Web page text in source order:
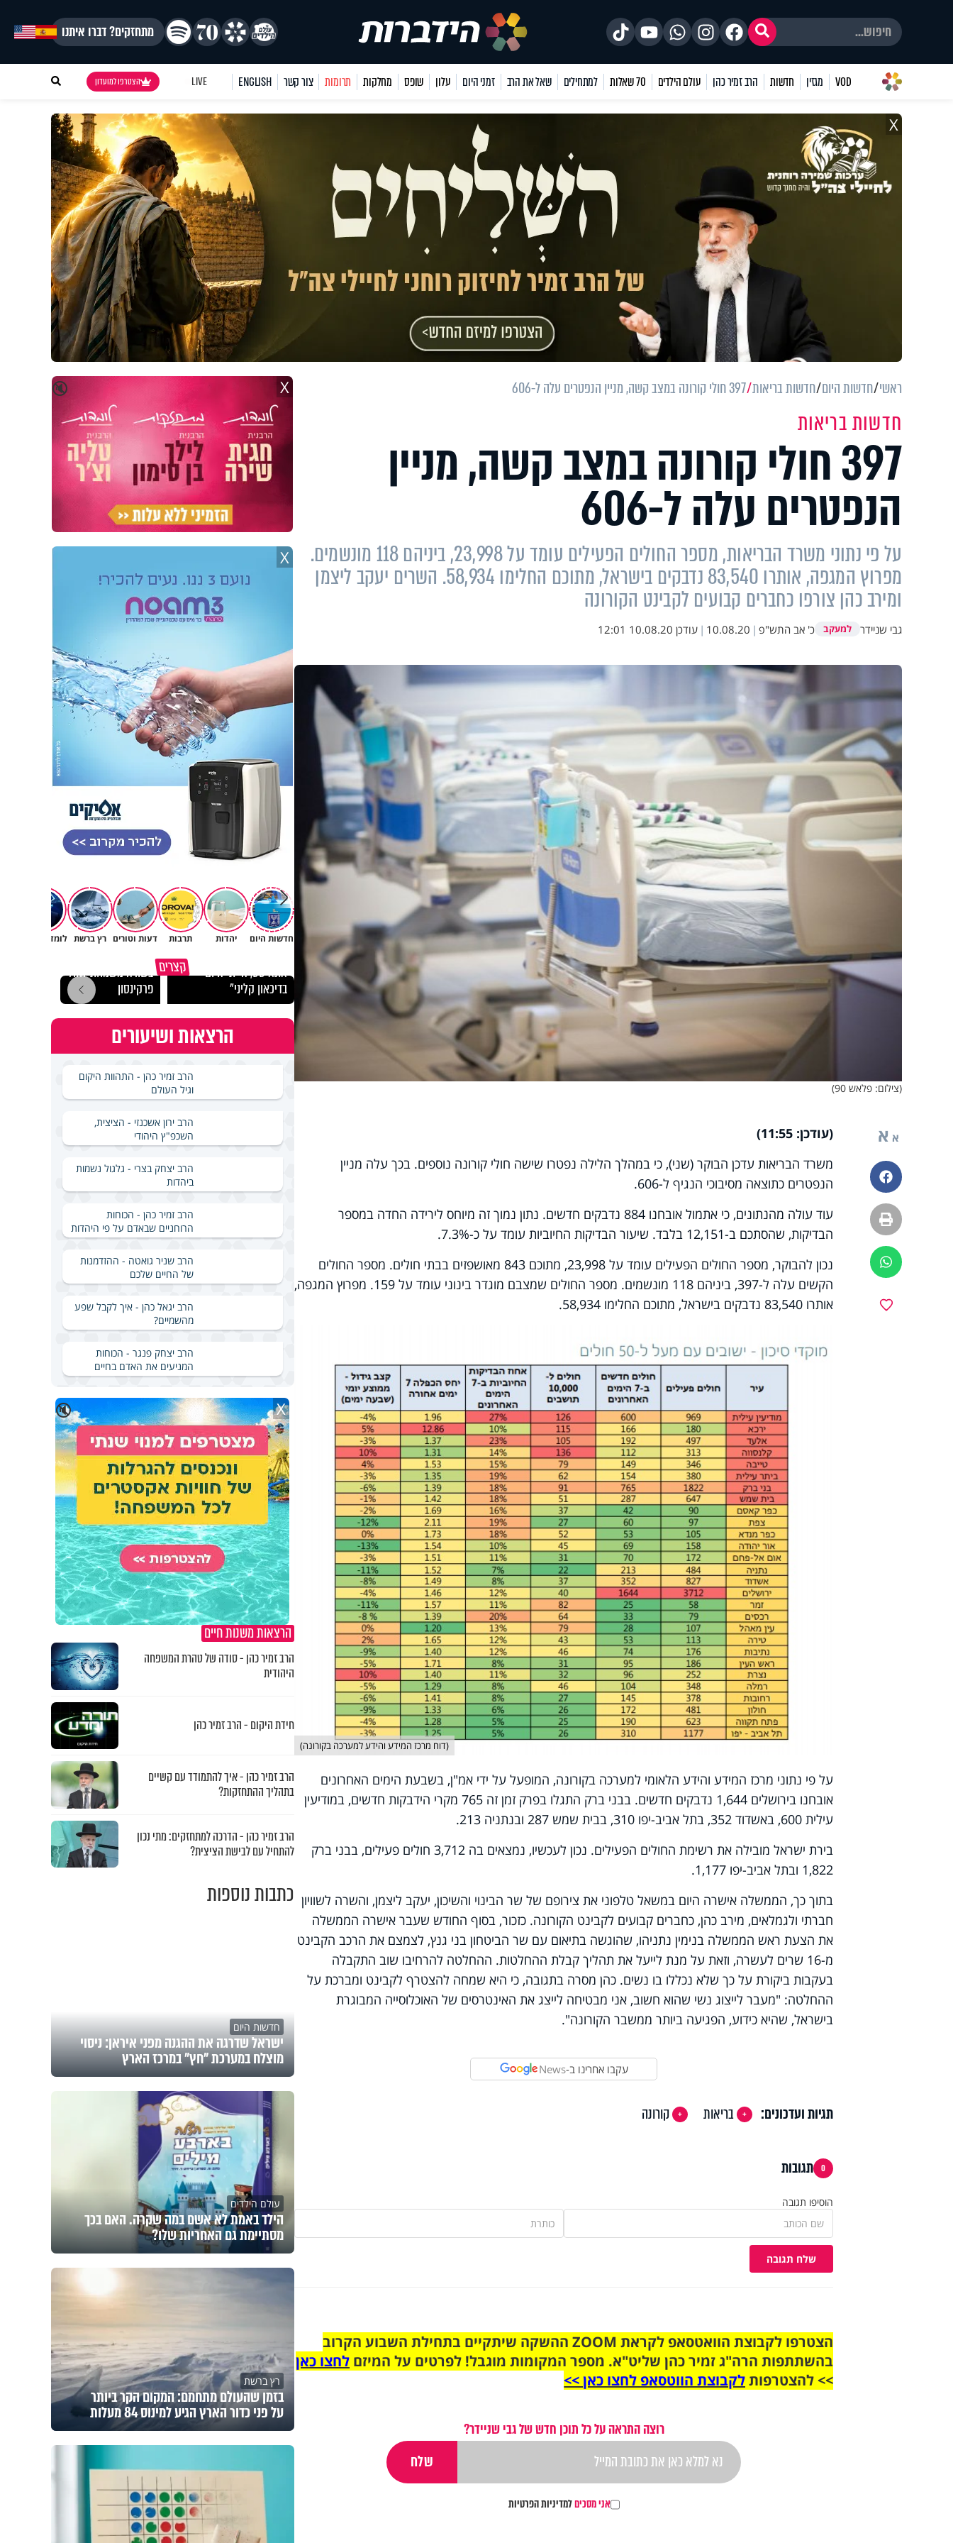
מתחזקים? דברו איתנו
VOD מגזין חדשות הרב זמיר כהן עולם הילדים 70 שאלות למתחילים שאל את הרב זמני היום עלון שופס מחלקות תרומות צור קשר ENGLISH
LIVE הצטרפו למועדון
X
ראשי חדשות היום חדשות בריאות 397 חולי קורונה במצב קשה, מניין הנפטרים עלה ל-606
חדשות בריאות
397 חולי קורונה במצב קשה, מניין
הנפטרים עלה ל-606
על פי נתוני משרד הבריאות, מספר החולים הפעילים עומד על 23,998, ביניהם 118 מונשמים.
מפרוץ המגפה, אותרו 83,540 נדבקים בישראל, מתוכם החלימו 58,934. השרים יעקב ליצמן
ומירב כהן צורפו כחברים קבועים לקבינט הקורונה
גבי שניידר למעקב כ' אב התש"פ |
10.08.20
| עודכן 10.08.20 12:01
(צילום: פלאש 90)
א א
פייסבוק
הדפסה
ווטסאפ
(עודכן: 11:55)
משרד הבריאות עדכן הבוקר (שני), כי במהלך הלילה נפטרו שישה חולי קורונה נוספים. בכך עלה מניין
הנפטרים כתוצאה מסיבוכי הנגיף ל-606.
עוד עולה מהנתונים, כי אתמול אובחנו 884 נדבקים חדשים. נתון נמוך זה מיוחס לירידה החדה במספר
הבדיקות, שהסתכם ב-12,151 בלבד. שיעור הבדיקות החיוביות עומד על כ-7.3%.
נכון להבוקר, מספר החולים הפעילים עומד על 23,998, מתוכם 843 מאושפזים בבתי חולים. מספר החולים
הקשים עלה ל-397, ביניהם 118 מונשמים. מספר החולים שמצבם מוגדר בינוני עומד על 159. מפרוץ המגפה,
אותרו 83,540 נדבקים בישראל, מתוכם החלימו 58,934.
(דוח מרכז המידע והידע למערכה בקורונה)
על פי נתוני מרכז המידע והידע הלאומי למערכה בקורונה, המופעל על ידי אמ"ן, בשבעת הימים האחרונים
אובחנו בירושלים 1,644 נדבקים חדשים. בבני ברק התגלו בפרק זמן זה 765 מקרי הידבקות חדשים, במודיעין
עילית 600, באשדוד 352, בתל אביב-יפו 310, בבית שמש 287 ובנתניה 213.
בירת ישראל מובילה את רשימת החולים הפעילים. נכון לעכשיו, נמצאים בה 3,712 חולים פעילים, בבני ברק
1,822 ובתל אביב-יפו 1,177.
בתוך כך, הממשלה אישרה היום במשאל טלפוני את צירופם של שר הבינוי והשיכון, יעקב ליצמן, והשרה לשוויון
חברתי ולגמלאים, מירב כהן, כחברים קבועים לקבינט הקורונה. כזכור, בסוף החודש שעבר אישרה הממשלה
את הצעת ראש הממשלה בנימין נתניהו, שהוגשה בתיאום עם שר הביטחון בני גנץ, לצמצם את הרכב הקבינט
מ-16 שרים לעשרה, וזאת על מנת לייעל את תהליך קבלת ההחלטות. ההחלטה להרחיבו שוב התקבלה
בעקבות ביקורת על כך שלא נכללו בו נשים. כהן מסרה בתגובה, כי היא שמחה להצטרף לקבינט ומברכת על
ההחלטה: "מעבר לייצוג נשי שהוא חשוב, אני מבטיחה לייצג את האינטרסים של האוכלוסייה המבוגרת
בישראל, שהיא כידוע, הפגיעה ביותר ממשבר הקורונה".
עקבו אחרינו ב-News
תגיות ועדכונים: בריאות קורונה
0 תגובות
הוסיפו תגובה
שלח תגובה
הצטרפו לקבוצת הוואטסאפ לקראת ZOOM ההשקה שיתקיים בתחילת השבוע הקרוב
בהשתתפות הרה"ג זמיר כהן שליט"א. מספר המקומות מוגבל! לפרטים על המיזם לחצו כאן
>> להצטרפותלקבוצת הווטסאפ לחצו כאן >>
רוצה התראה על כל תוכן חדש של גבי שניידר?
אני מסכיםלמדיניות הפרטיות
🔇 X
X
חדשות היום יהדות תרבות דעות וטורים רץ ברשת לומדים תורה
קצרים
אתאיסט, הייתי היום
בדיכאון קליני"
בשורה משמחת לחולי
פרקינסון
הרצאות ושיעורים
הרב זמיר כהן - התהוות היקום
וגיל העולם
הרב ירון אשכנזי - הציצית,
השכפ"ץ היהודי
הרב יצחק בצרי - גלגול נשמות
ביהדות
הרב זמיר כהן - הכוחות
הרוחניים שבאדם על פי היהדות
הרב שניר גואטה - ההזדמנות
של החיים שלכם
הרב יגאל כהן - איך לקבל שפע
מהשמיים?
הרב יצחק פנגר - הכוחות
המניעים את האדם בחיים
🔇 X
הרצאות משנות חיים
הרב זמיר כהן - סודה של טהרת המשפחה
היהודית
חידת היקום - הרב זמיר כהן
הרב זמיר כהן - איך להתמודד עם קשיים
בתהליך ההתחזקות?
הרב זמיר כהן - הדרכה למתחזקים: מתי נכון
להתחיל עם לבישת הציצית?
כתבות נוספות
חדשות היום
ישראל שדרגה את ההגנה מפני איראן: ניסוי
מוצלח במערכת "חץ" במרכז הארץ
עולם הילדים
הילד באמת לא אשם במה שקרה. האם בכך
מסתיימת גם האחריות שלו?
רץ ברשת
בזמן שהעולם מתחמם: המקום הקר ביותר
על פני כדור הארץ הגיע למינוס 84 מעלות